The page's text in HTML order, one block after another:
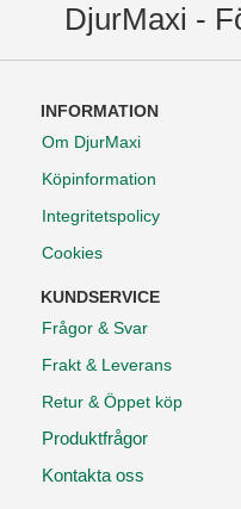
DjurMaxi -
INFORMATION
Om DjurMaxi
Köpinformation
Integritetspolicy
Cookies
KUNDSERVICE
Frågor & Svar
Frakt & Leverans
Retur & Öppet köp
Produktfrågor
Kontakta oss